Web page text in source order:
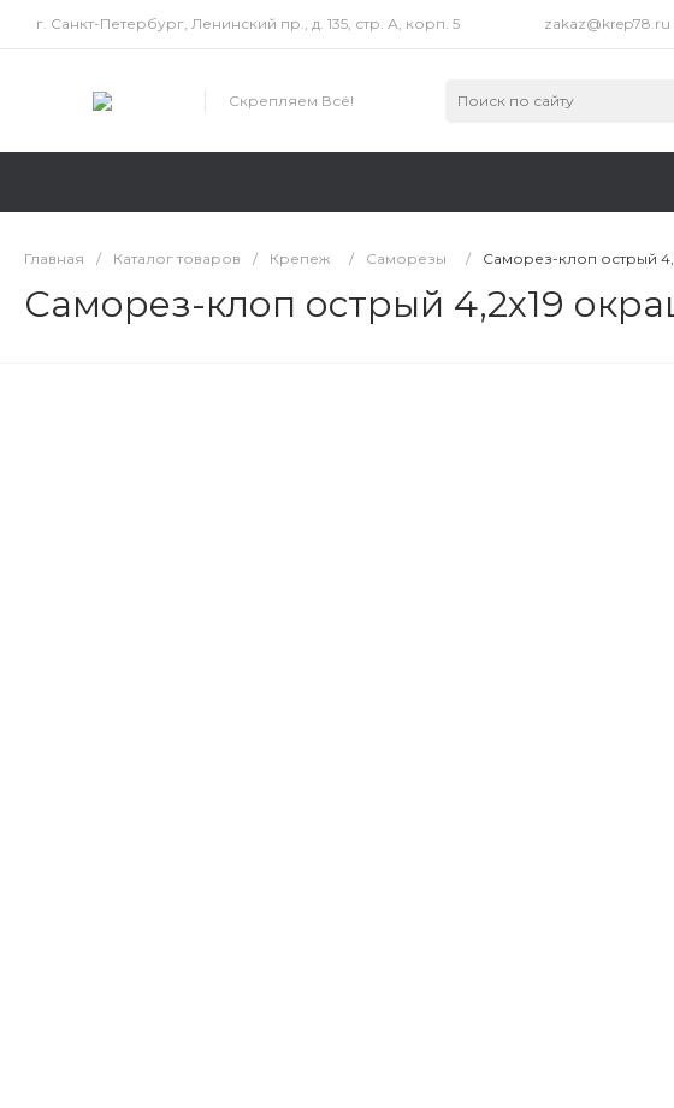
г. Санкт-Петербург, Ленинский пр., д. 135, стр. А, корп. 5 zakaz@krep78.ru
Скрепляем Всё!
Главная / Каталог товаров / Крепеж / Саморезы / Саморез-клоп острый
Саморез-клоп острый 4,2х19